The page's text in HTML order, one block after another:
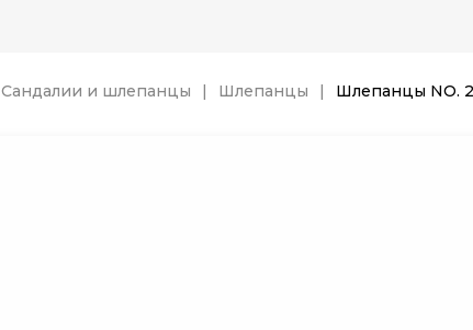
Сандалии и шлепанцы Шлепанцы Шлепанцы NO.